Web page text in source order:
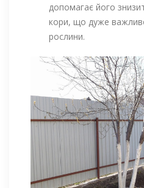
допомагає його
кори, що дуже
рослини.